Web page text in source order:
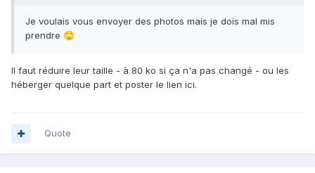
Je voulais vous envoyer des photos mais je dois mal mis
prendre 🙄
Il faut réduire leur taille - à 80 ko si ça n'a pas changé - ou les
héberger quelque part et poster le lien ici.
Quote